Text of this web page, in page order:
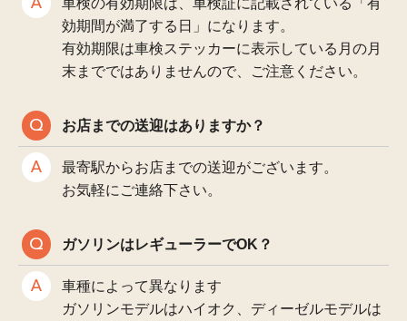
車検の有効期限は、車検証に記載されている「有
効期間が満了する日」になります。
有効期限は車検ステッカーに表示している月の月
末までではありませんので、ご注意ください。
お店までの送迎はありますか？
最寄駅からお店までの送迎がございます。
お気軽にご連絡下さい。
ガソリンはレギューラーでOK？
車種によって異なります
ガソリンモデルはハイオク、ディーゼルモデルは